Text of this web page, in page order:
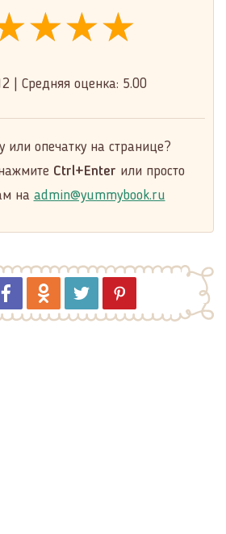
Средняя оценка: 5.00
или опечатку на странице?
Ctrl+Enter или просто
на admin@yummybook.ru